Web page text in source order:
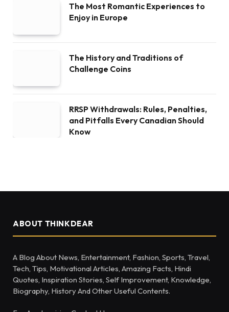
The Most Romantic Experiences to
Enjoy in Europe
The History and Traditions of
Challenge Coins
RRSP Withdrawals: Rules, Penalties,
and Pitfalls Every Canadian Should
Know
ABOUT THINKDEAR
A Blog About News, Entertainment, Fashion, Sports, Travel,
Tech, Tips, Motivational Articles, Amazing Facts, Hindi
Quotes, Inspiration Stories, Self Improvement, Knowledge,
Biography, History And Other Useful Contents.